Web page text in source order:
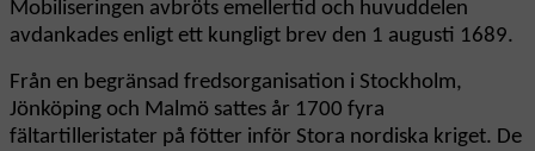
Mobiliseringen avbröts emellertid och huvuddelen
avdankades enligt ett kungligt brev den 1 augusti 1689.
Från en begränsad fredsorganisation i Stockholm,
Jönköping och Malmö sattes år 1700 fyra
fältartilleristater på fötter inför Stora nordiska kriget. De